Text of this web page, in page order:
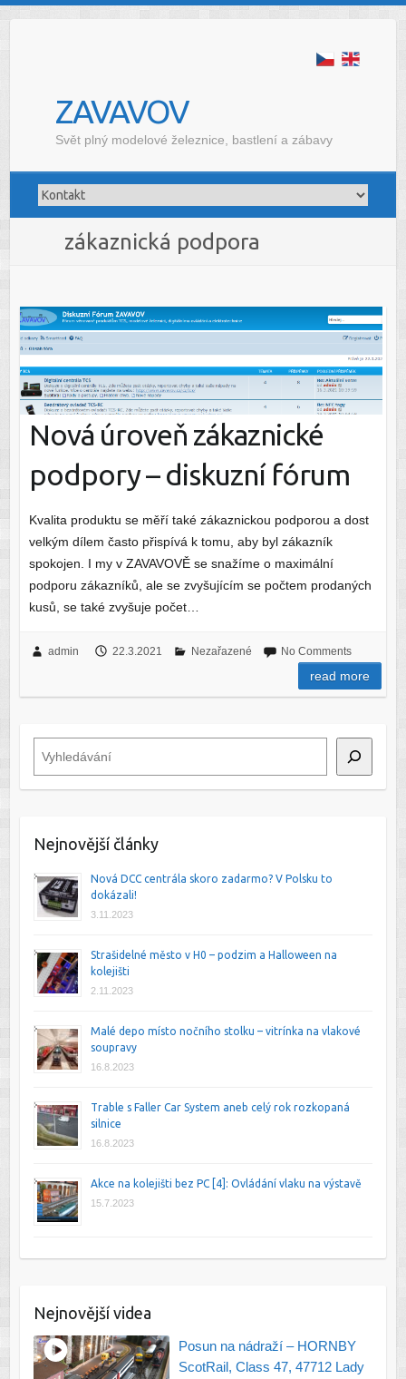
ZAVAVOV
Svět plný modelové železnice, bastlení a zábavy
zákaznická podpora
Nová úroveň zákaznické
podpory – diskuzní fórum
Kvalita produktu se měří také zákaznickou podporou a dost
velkým dílem často přispívá k tomu, aby byl zákazník
spokojen. I my v ZAVAVOVĚ se snažíme o maximální
podporu zákazníků, ale se zvyšujícím se počtem prodaných
kusů, se také zvyšuje počet…
admin 22.3.2021 Nezařazené No Comments
read more
Nejnovější články
Nová DCC centrála skoro zadarmo? V Polsku to
dokázali!
3.11.2023
Strašidelné město v H0 – podzim a Halloween na
kolejišti
2.11.2023
Malé depo místo nočního stolku – vitrínka na vlakové
soupravy
16.8.2023
Trable s Faller Car System aneb celý rok rozkopaná
silnice
16.8.2023
Akce na kolejišti bez PC [4]: Ovládání vlaku na výstavě
15.7.2023
Nejnovější videa
Posun na nádraží – HORNBY
ScotRail, Class 47, 47712 Lady